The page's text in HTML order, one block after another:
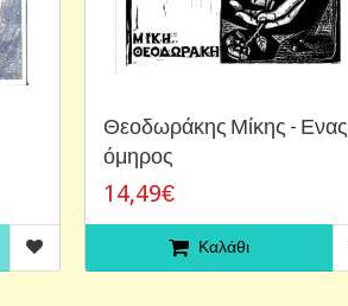
Θεοδωράκης Μίκης - Ενας
όμηρος
14,49€
Καλάθι